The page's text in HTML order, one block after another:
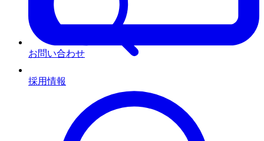
採用情報
お問い合わせ